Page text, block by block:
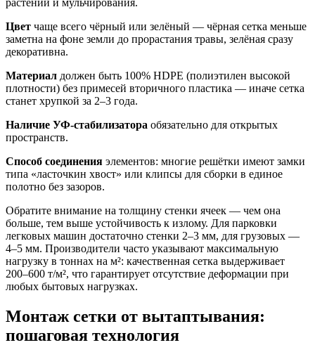
растений и мульчирования.
Цвет чаще всего чёрный или зелёный — чёрная сетка меньше
заметна на фоне земли до прорастания травы, зелёная сразу
декоративна.
Материал должен быть 100% HDPE (полиэтилен высокой
плотности) без примесей вторичного пластика — иначе сетка
станет хрупкой за 2–3 года.
Наличие УФ-стабилизатора обязательно для открытых
пространств.
Способ соединения элементов: многие решётки имеют замки
типа «ласточкин хвост» или клипсы для сборки в единое
полотно без зазоров.
Обратите внимание на толщину стенки ячеек — чем она
больше, тем выше устойчивость к излому. Для парковки
легковых машин достаточно стенки 2–3 мм, для грузовых —
4–5 мм. Производители часто указывают максимальную
нагрузку в тоннах на м²: качественная сетка выдерживает
200–600 т/м², что гарантирует отсутствие деформации при
любых бытовых нагрузках.
Монтаж сетки от вытаптывания:
пошаговая технология